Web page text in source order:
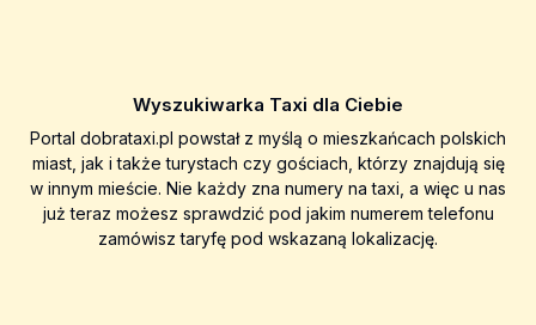
Wyszukiwarka Taxi dla Ciebie
Portal dobrataxi.pl powstał z myślą o mieszkańcach polskich
miast, jak i także turystach czy gościach, którzy znajdują się
w innym mieście. Nie każdy zna numery na taxi, a więc u nas
już teraz możesz sprawdzić pod jakim numerem telefonu
zamówisz taryfę pod wskazaną lokalizację.